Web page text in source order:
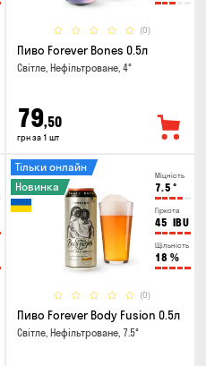
(0)
Пиво Forever Bones 0.5л
Світле, Нефільтроване, 4°
79,50
грн за 1 шт
Міцність
7.5 °
Гіркота
45 IBU
Щільність
18 %
(0)
Тільки онлайн
Новинка
Пиво Forever Body Fusion 0.5л
Світле, Нефільтроване, 7.5°